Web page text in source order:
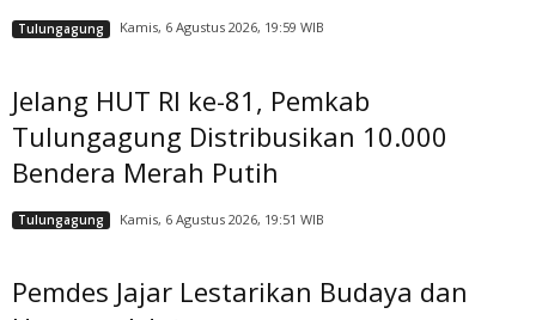
Tulungagung Kamis, 6 Agustus 2026, 19:59 WIB
Jelang HUT RI ke-81, Pemkab
Tulungagung Distribusikan 10.000
Bendera Merah Putih
Tulungagung Kamis, 6 Agustus 2026, 19:51 WIB
Pemdes Jajar Lestarikan Budaya dan